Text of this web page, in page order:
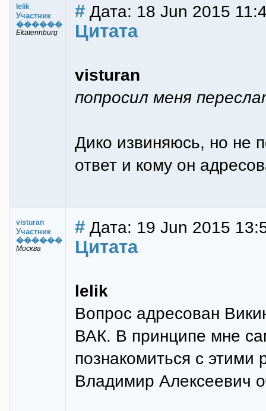
lelik
Участник
������
Ekaterinburg
# Дата: 18 Jun 2015
Цитата
visturan
попросил меня
Дико извиняюсь, но не
ответ и кому он
visturan
Участник
������
Москва
# Дата: 19 Jun 2015
Цитата
lelik
Вопрос адресован
ВАК. В принципе мне
познакомиться с
Владимир Алексеевич